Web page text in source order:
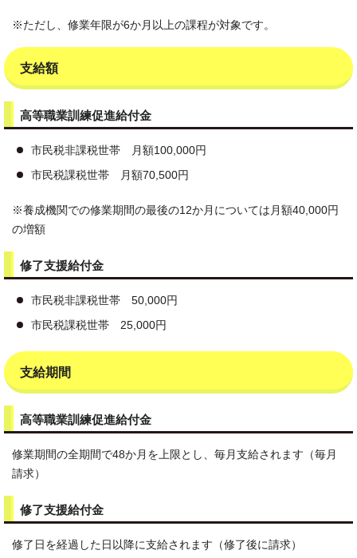
※ただし、修業年限が6か月以上の課程が対象です。
支給額
高等職業訓練促進給付金
市民税非課税世帯 月額100,000円
市民税課税世帯 月額70,500円
※養成機関での修業期間の最後の12か月については月額40,000円
の増額
修了支援給付金
市民税非課税世帯 50,000円
市民税課税世帯 25,000円
支給期間
高等職業訓練促進給付金
修業期間の全期間で48か月を上限とし、毎月支給されます（毎月
請求）
修了支援給付金
修了日を経過した日以降に支給されます（修了後に請求）